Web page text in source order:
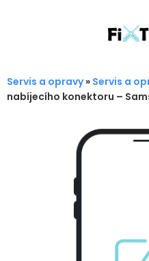
Servis a opravy» Servis a
nabíjecího konektoru –